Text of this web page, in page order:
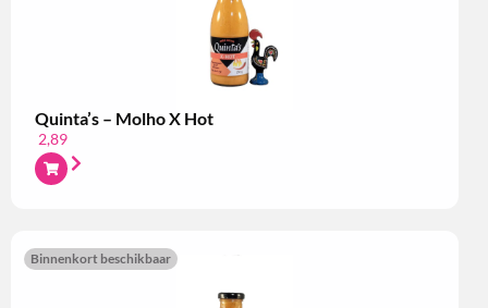
Quinta’s – Molho X Hot
2,89
Binnenkort beschikbaar